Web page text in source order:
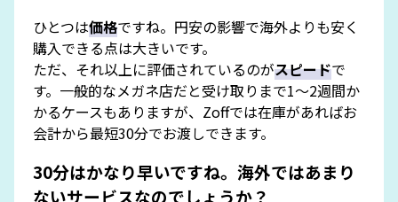
ひとつは価格ですね。円安の影響で海外よりも安く
購入できる点は大きいです。
ただ、それ以上に評価されているのがスピードで
す。一般的なメガネ店だと受け取りまで1〜2週間か
かるケースもありますが、Zoffでは在庫があればお
会計から最短30分でお渡しできます。
30分はかなり早いですね。海外ではあまり
ないサービスなのでしょうか？